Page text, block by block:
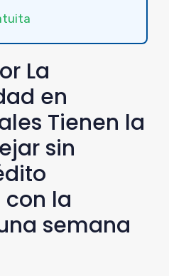
La
en
Tienen la
sin
la
semana